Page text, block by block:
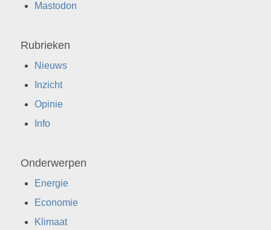
Mastodon
Rubrieken
Nieuws
Inzicht
Opinie
Info
Onderwerpen
Energie
Economie
Klimaat